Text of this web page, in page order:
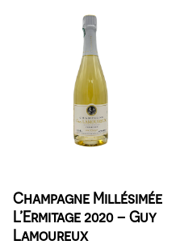
Champagne Millésimée
L’Ermitage 2020 – Guy
Lamoureux